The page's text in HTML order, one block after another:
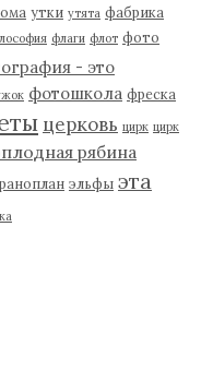
утки утята фабрика
флаги флот фото
- это
фотошкола фреска
церковь цирк цирк
рябина
эльфы эта